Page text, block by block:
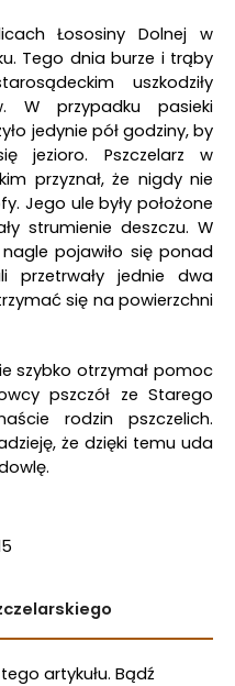
Łososiny Dolnej w
Tego dnia burze i trąby
uszkodziły
W przypadku pasieki
jedynie pół godziny, by
jezioro. Pszczelarz w
przyznał, że nigdy nie
Jego ule były położone
strumienie deszczu. W
pojawiło się ponad
jednie dwa
się na powierzchni
szybko otrzymał pomoc
pszczół ze Starego
rodzin pszczelich.
że dzięki temu uda
artykułu. Bądź